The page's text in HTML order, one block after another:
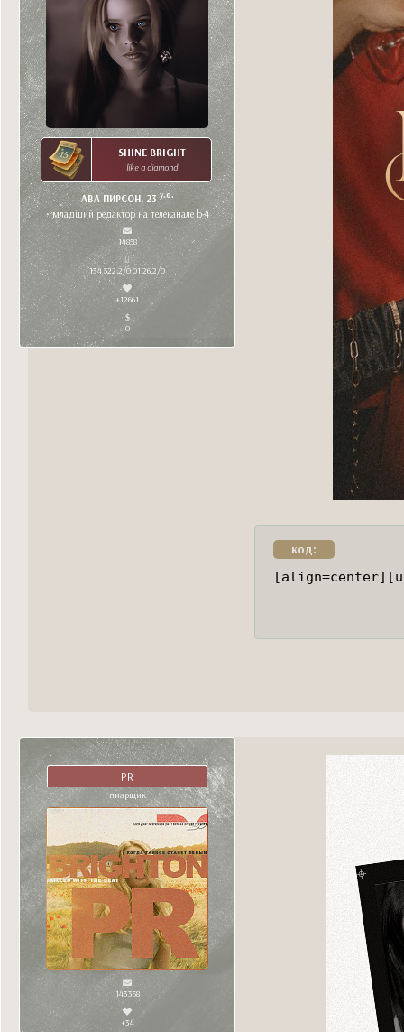
SHINE BRIGHT
like a diamond
АВА ПИРСОН, 23y.o.
• младший редактор на телеканале b-4
14858
134 522,2/0 01.26,2/0
+12661
0
код:
PR
пиарщик
143358
+34